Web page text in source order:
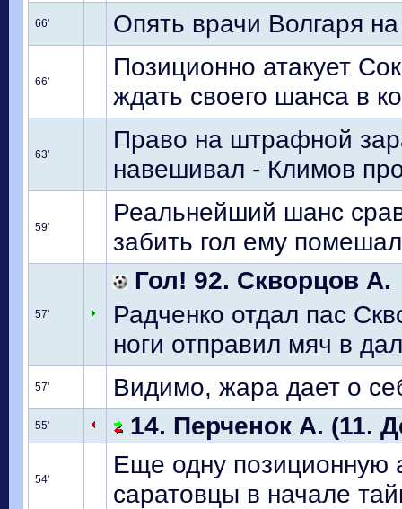
66' Опять врачи Волгаря
66'
Позиционно атакует
ждать своего шанса в
63'
Право на штрафной
навешивал - Климов
59'
Реальнейший шанс
забить гол ему
57'
Гол! 92. Скворцов А.
Радченко отдал пас
ноги отправил мяч в
57' Видимо, жара дает о
55' 14. Перченок А. (11.
54'
Еще одну позиционную
саратовцы в начале